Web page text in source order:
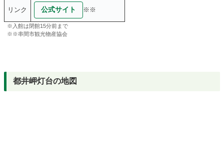
リンク 公式サイト ※※
※入館は閉館15分前まで
※※串間市観光物産協会
都井岬灯台の地図